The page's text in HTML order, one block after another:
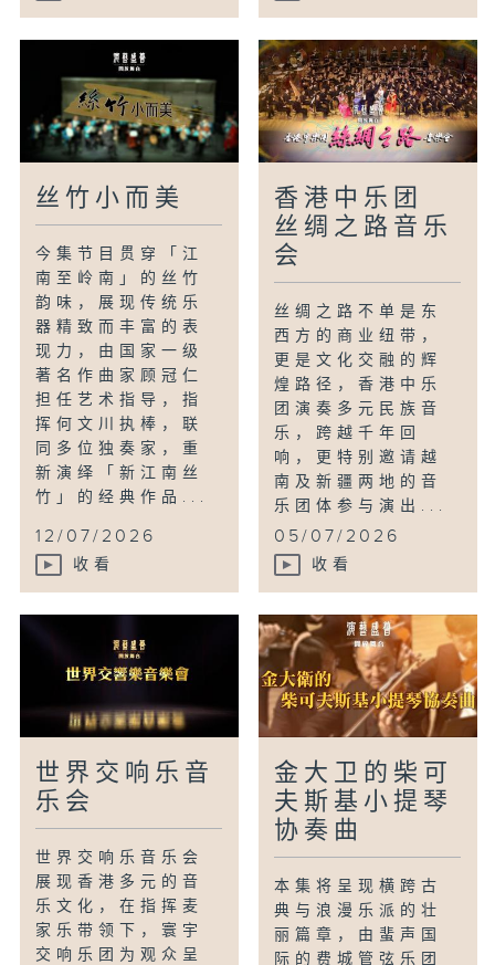
丝竹小而美
今集节目贯穿「江
南至岭南」的丝竹
韵味，展现传统乐
器精致而丰富的表
现力，由国家一级
著名作曲家顾冠仁
担任艺术指导，指
挥何文川执棒，联
同多位独奏家，重
新演绎「新江南丝
竹」的经典作品...
12/07/2026
收看
香港中乐团
丝绸之路音乐
会
丝绸之路不单是东
西方的商业纽带，
更是文化交融的辉
煌路径，香港中乐
团演奏多元民族音
乐，跨越千年回
响，更特别邀请越
南及新疆两地的音
乐团体参与演出...
05/07/2026
收看
世界交响乐音
乐会
世界交响乐音乐会
展现香港多元的音
乐文化，在指挥麦
家乐带领下，寰宇
交响乐团为观众呈
金大卫的柴可
夫斯基小提琴
协奏曲
本集将呈现横跨古
典与浪漫乐派的壮
丽篇章，由蜚声国
际的费城管弦乐团